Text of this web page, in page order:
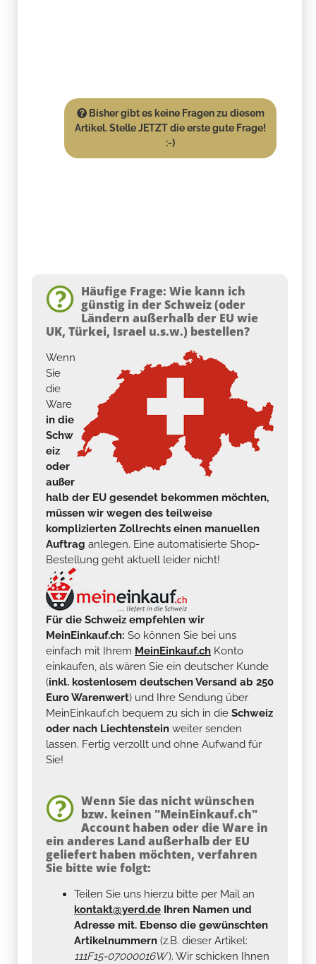
Bisher gibt es keine Fragen zu diesem
Artikel. Stelle JETZT die erste gute Frage!
:-)
Häufige Frage: Wie kann ich
günstig in der Schweiz (oder
Ländern außerhalb der EU wie
UK, Türkei, Israel u.s.w.) bestellen?
Wenn
Sie
die
Ware
in die
Schw
eiz
oder
außer
halb der EU gesendet bekommen möchten,
müssen wir wegen des teilweise
komplizierten Zollrechts einen manuellen
Auftrag anlegen. Eine automatisierte Shop-
Bestellung geht aktuell leider nicht!
Für die Schweiz empfehlen wir
MeinEinkauf.ch: So können Sie bei uns
einfach mit Ihrem MeinEinkauf.ch Konto
einkaufen, als wären Sie ein deutscher Kunde
(inkl. kostenlosem deutschen Versand ab 250
Euro Warenwert) und Ihre Sendung über
MeinEinkauf.ch bequem zu sich in die Schweiz
oder nach Liechtenstein weiter senden
lassen. Fertig verzollt und ohne Aufwand für
Sie!
Wenn Sie das nicht wünschen
bzw. keinen "MeinEinkauf.ch"
Account haben oder die Ware in
ein anderes Land außerhalb der EU
geliefert haben möchten, verfahren
Sie bitte wie folgt:
Teilen Sie uns hierzu bitte per Mail an
kontakt@yerd.de Ihren Namen und
Adresse mit. Ebenso die gewünschten
Artikelnummern (z.B. dieser Artikel:
111F15-07000016W). Wir schicken Ihnen